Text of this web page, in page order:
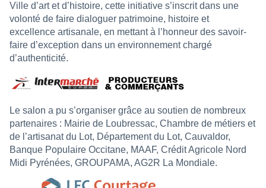
Ville d’art et d’histoire, cette initiative s’inscrit dans une
volonté de faire dialoguer patrimoine, histoire et
excellence artisanale, en mettant à l’honneur des savoir-
faire d’exception dans un environnement chargé
d’authenticité.
Le salon a pu s’organiser grâce au soutien de nombreux
partenaires : Mairie de Loubressac, Chambre de métiers et
de l’artisanat du Lot, Département du Lot, Cauvaldor,
Banque Populaire Occitane, MAAF, Crédit Agricole Nord
Midi Pyrénées, GROUPAMA, AG2R La Mondiale.